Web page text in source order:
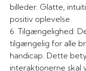
billeder. Glatte,
positiv oplevelse.
6. Tilgængelighed: Det er vigtigt, at en hjemmeside er
tilgængelig for alle
handicap. Dette
interaktionerne